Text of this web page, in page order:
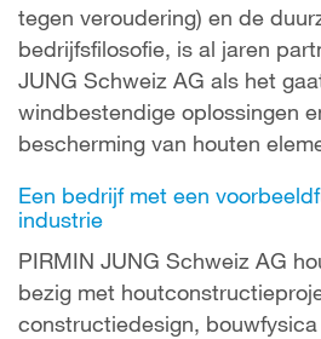
tegen veroudering) en de
bedrijfsfilosofie, is al jaren
JUNG Schweiz AG als het
windbestendige oplossingen
bescherming van houten
Een bedrijf met een
industrie
PIRMIN JUNG Schweiz AG
bezig met
constructiedesign,